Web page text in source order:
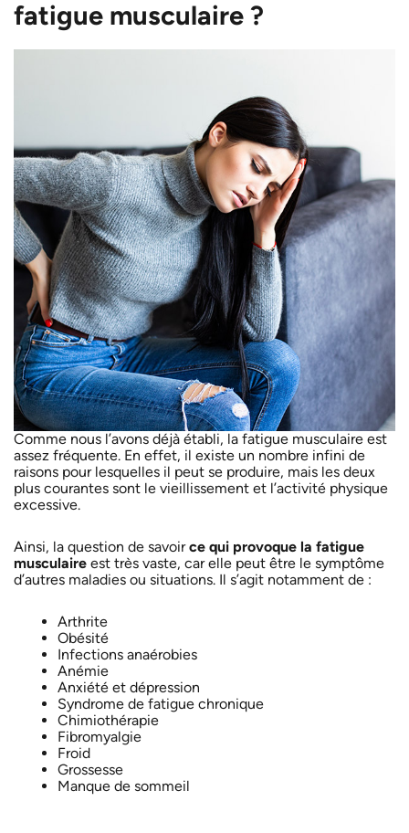
fatigue musculaire ?
Comme nous l’avons déjà établi, la fatigue musculaire est
assez fréquente. En effet, il existe un nombre infini de
raisons pour lesquelles il peut se produire, mais les deux
plus courantes sont le vieillissement et l’activité physique
excessive.
Ainsi, la question de savoirce qui provoque la fatigue
musculaire est très vaste, car elle peut être le symptôme
d’autres maladies ou situations. Il s’agit notamment de :
Arthrite
Obésité
Infections anaérobies
Anémie
Anxiété et dépression
Syndrome de fatigue chronique
Chimiothérapie
Fibromyalgie
Froid
Grossesse
Manque de sommeil